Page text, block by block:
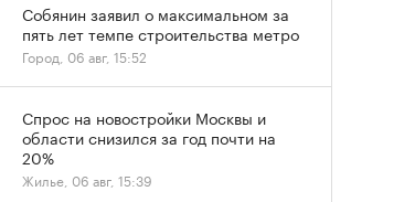
Собянин заявил о максимальном за
пять лет темпе строительства метро
Город, 06 авг, 15:52
Спрос на новостройки Москвы и
области снизился за год почти на
20%
Жилье, 06 авг, 15:39